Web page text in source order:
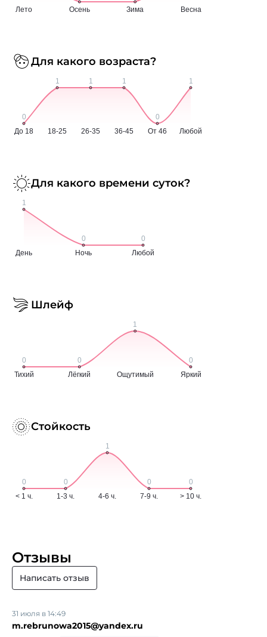
Для какого возраста?
Для какого времени суток?
Шлейф
Стойкость
Отзывы
Написать отзыв
m.rebrunowa2015@yandex.ru
31 июля в 14:49